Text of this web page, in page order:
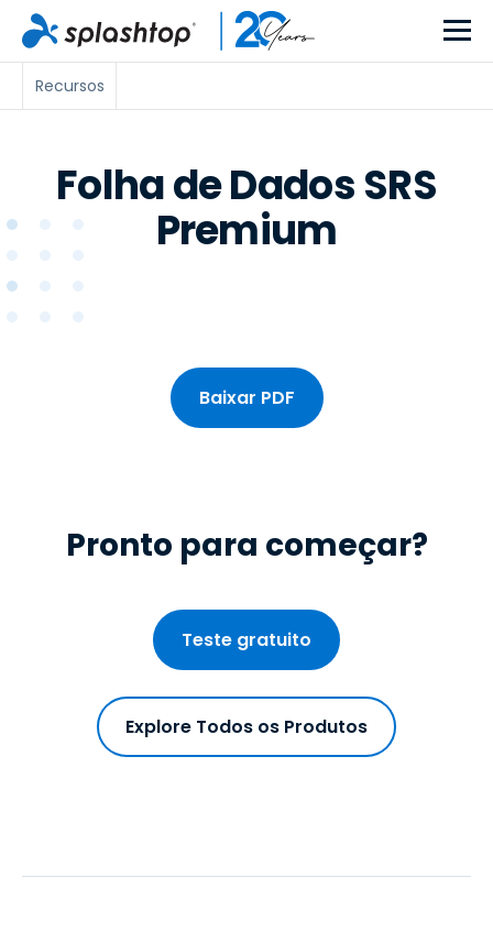
Recursos
Folha de Dados SRS
Premium
Baixar PDF
Pronto para começar?
Teste gratuito
Explore Todos os Produtos